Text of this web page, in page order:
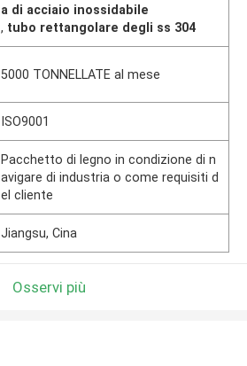
a di acciaio inossidabile
, tubo rettangolare degli ss 304
5000 TONNELLATE al mese
ISO9001
Pacchetto di legno in condizione di n
avigare di industria o come requisiti d
el cliente
Jiangsu, Cina
Osservi più